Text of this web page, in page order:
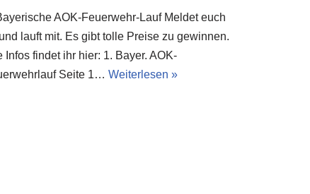
AOK-Feuerwehr-Lauf Meldet euch
lauft mit. Es gibt tolle Preise zu gewinnen.
Infos findet ihr hier: 1. Bayer. AOK-
Seite 1… Weiterlesen »